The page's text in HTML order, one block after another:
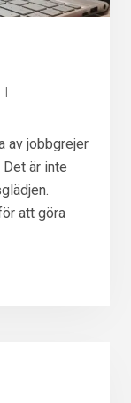
av jobbgrejer
är inte
att göra